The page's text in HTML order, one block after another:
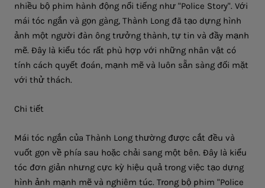
nhiều bộ phim hành động nổi tiếng như "Police Story". Với
mái tóc ngắn và gọn gàng, Thành Long đã tạo dựng hình
ảnh một người đàn ông trưởng thành, tự tin và đầy mạnh
mẽ. Đây là kiểu tóc rất phù hợp với những nhân vật có
tính cách quyết đoán, mạnh mẽ và luôn sẵn sàng đối mặt
với thử thách.
Chi tiết
Mái tóc ngắn của Thành Long thường được cắt đều và
vuốt gọn về phía sau hoặc chải sang một bên. Đây là kiểu
tóc đơn giản nhưng cực kỳ hiệu quả trong việc tạo dựng
hình ảnh mạnh mẽ và nghiêm túc. Trong bộ phim "Police